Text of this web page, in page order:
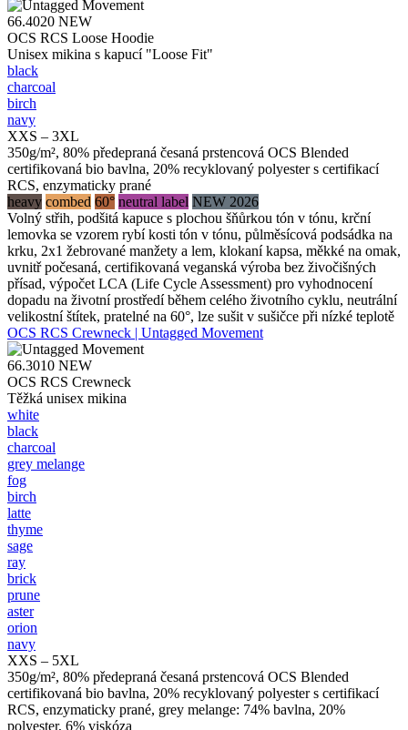
66.4020 NEW
OCS RCS Loose Hoodie
Unisex mikina s kapucí "Loose Fit"
black
charcoal
birch
navy
XXS – 3XL
350g/m², 80% předepraná česaná prstencová OCS Blended
certifikovaná bio bavlna, 20% recyklovaný polyester s certifikací
RCS, enzymaticky prané
heavy combed 60° neutral label NEW 2026
Volný střih, podšitá kapuce s plochou šňůrkou tón v tónu, krční
lemovka se vzorem rybí kosti tón v tónu, půlměsícová podsádka na
krku, 2x1 žebrované manžety a lem, klokaní kapsa, měkké na omak,
uvnitř počesaná, certifikovaná veganská výroba bez živočišných
přísad, výpočet LCA (Life Cycle Assessment) pro vyhodnocení
dopadu na životní prostředí během celého životního cyklu, neutrální
velikostní štítek, pratelné na 60°, lze sušit v sušičce při nízké teplotě
OCS RCS Crewneck | Untagged Movement
66.3010 NEW
OCS RCS Crewneck
Těžká unisex mikina
white
black
charcoal
grey melange
fog
birch
latte
thyme
sage
ray
brick
prune
aster
orion
navy
XXS – 5XL
350g/m², 80% předepraná česaná prstencová OCS Blended
certifikovaná bio bavlna, 20% recyklovaný polyester s certifikací
RCS, enzymaticky prané, grey melange: 74% bavlna, 20%
polyester, 6% viskóza